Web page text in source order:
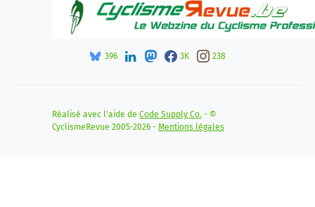
396 3K 238
Réalisé avec l'aide de Code Supply Co. - ©
CyclismeRevue 2005-2026 - Mentions légales